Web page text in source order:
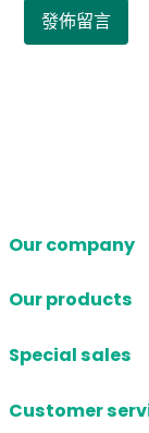
Our company
Our products
Special sales
Customer